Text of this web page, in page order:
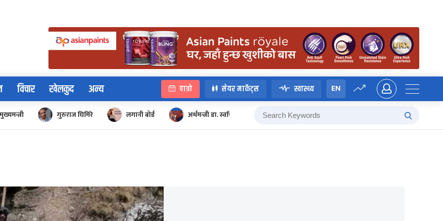
विचार खेलकुद अन्य पात्रो सेयर मार्केट्स स्वास्थ्य EN
गुरुराज घिमिरे लगानी बोर्ड अर्थमन्त्री डा. स्वर्णिम वाग्ले